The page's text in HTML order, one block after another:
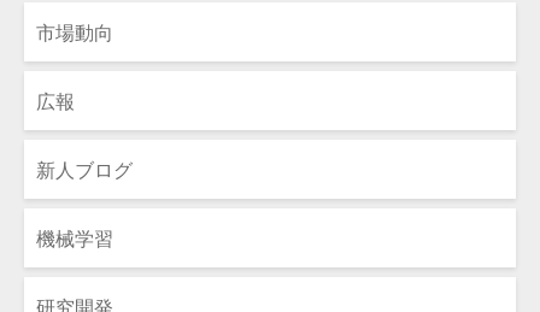
市場動向
広報
新人ブログ
機械学習
研究開発